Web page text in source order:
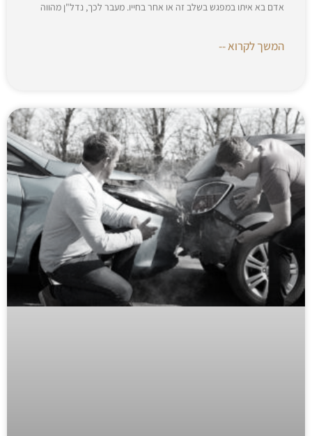
אדם בא איתו במפגש בשלב זה או אחר בחייו. מעבר לכך, נדל"ן מהווה
המשך לקרוא --